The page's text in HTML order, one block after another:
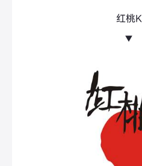
红桃K
▼